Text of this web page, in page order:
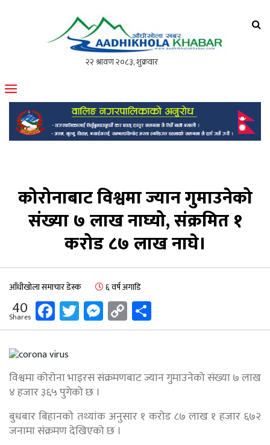
मोफसलकै लोकप्रिय अनलाइन पत्रिका
कोरोनाबाट विश्वमा ज्यान गुमाउनेको
संख्या ७ लाख नाघ्यो, संक्रमित १
करोड ८७ लाख नाघे।
आँधीखोला समाचार डेस्क ६ वर्ष अगाडि
40
Shares Facebook
Twitter
Messenger
Copy
Link
विश्वमा कोरोना भाइरस संक्रमणबाट ज्यान गुमाउनेको संख्या ७ लाख
४ हजार ३६५ पुगेको छ ।
बुधबार बिहानको तथ्यांक अनुसार १ करोड ८७ लाख १ हजार ६७२
जनामा संक्रमण देखिएको छ ।